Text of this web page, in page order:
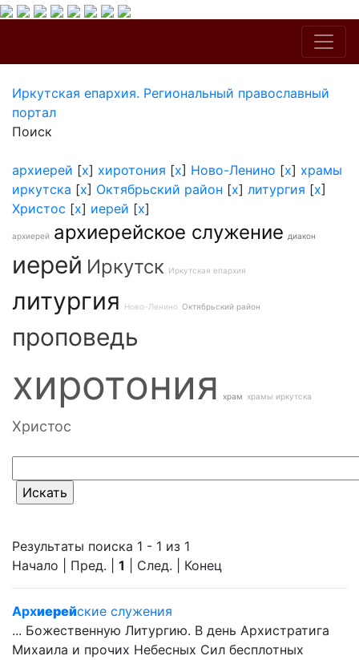
Иркутская епархия. Региональный православный
портал
Поиск
архиерей [x] хиротония [x] Ново-Ленино [x] храмы
иркутска [x] Октябрьский район [x] литургия [x]
Христос [x] иерей [x]
архиерей архиерейское служение диакон
иерей Иркутск Иркутская епархия
литургия Ново-Ленино Октябрьский район
проповедь
хиротония храм храмы иркутска
Христос
Результаты поиска 1 - 1 из 1
Начало | Пред. | 1 | След. | Конец
Архиерейские служения
... Божественную Литургию. В день Архистратига
Михаила и прочих Небесных Сил бесплотных